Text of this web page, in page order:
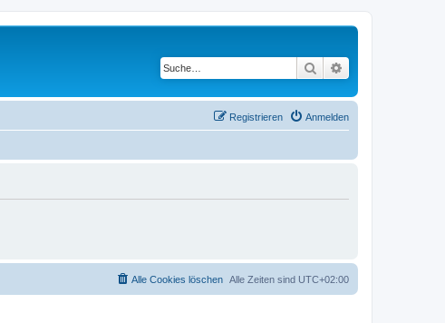
Suche
Anmelden
Registrieren
Alle Zeiten sind UTC+02:00
Alle Cookies löschen